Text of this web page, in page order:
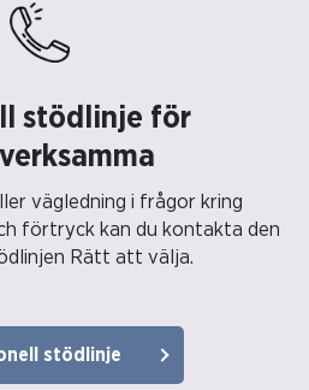
stödlinje för
vägledning i frågor kring
förtryck kan du kontakta den
Rätt att välja.
stödlinje